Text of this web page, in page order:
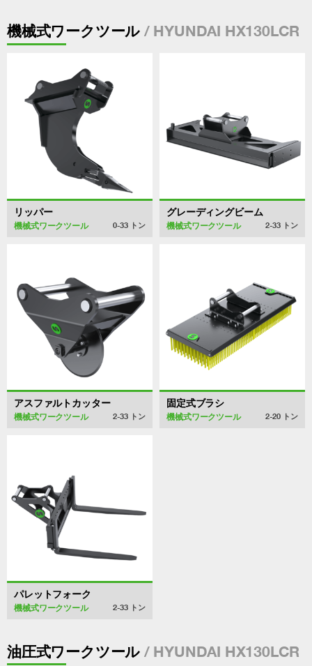
機械式ワークツール / HYUNDAI HX130LCR
リッパー
機械式ワークツール 0-33 トン
グレーディングビーム
機械式ワークツール 2-33 トン
アスファルトカッター
機械式ワークツール 2-33 トン
固定式ブラシ
機械式ワークツール 2-20 トン
パレットフォーク
機械式ワークツール 2-33 トン
油圧式ワークツール / HYUNDAI HX130LCR